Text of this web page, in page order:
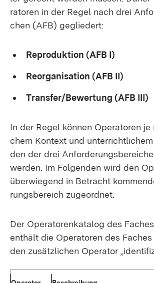
ra­to­ren in der Re­gel nach drei
chen (AFB) ge­glie­dert:
Re­pro­duk­ti­on (AFB I)
Re­or­ga­ni­sa­ti­on (AFB II)
Trans­fer/Be­wer­tung (AFB III)
In der Re­gel kön­nen Ope­ra­to­ren
chem Kon­text und
den der drei
wer­den. Im Fol­gen­den wird den
über­wie­gend in Be­tracht
rungs­be­reich zu­ge­ord­net.
Der Ope­ra­to­ren­ka­ta­log des
ent­hält die Ope­ra­to­ren des
den zu­sätz­li­chen Ope­ra­tor